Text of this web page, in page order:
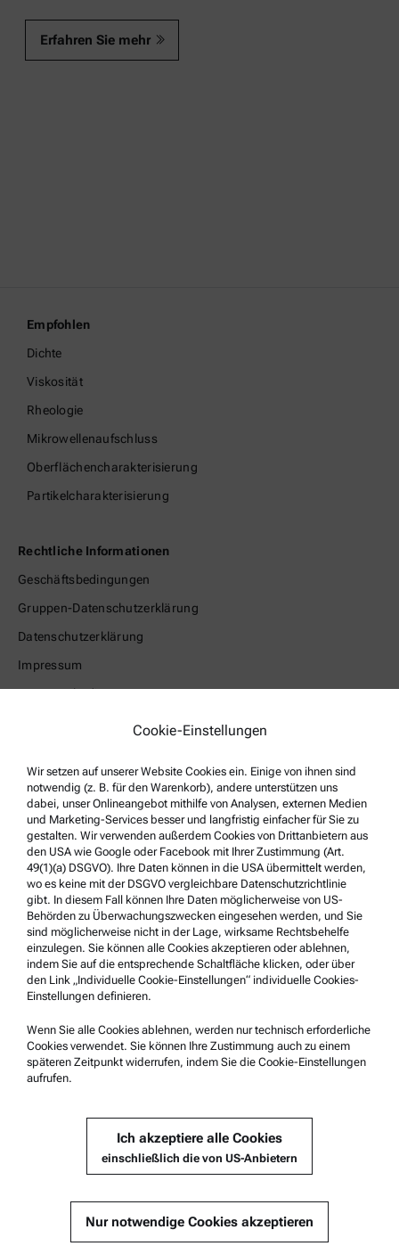
Erfahren Sie mehr
Empfohlen
Dichte
Viskosität
Rheologie
Mikrowellenaufschluss
Oberflächencharakterisierung
Partikelcharakterisierung
Rechtliche Informationen
Geschäftsbedingungen
Gruppen-Datenschutzerklärung
Datenschutzerklärung
Impressum
Nutzungsbedingungen
Service & Support
Anton Paar Certified Service
Sicherheitsbestätigung
Anton Paar Technical Centers
Kontaktieren Sie uns
Unternehmensinformation
Unternehmen
Neuigkeiten
Presse
Lieferant werden
Cookie-Einstellungen
Wir setzen auf unserer Website Cookies ein. Einige von ihnen sind
notwendig (z. B. für den Warenkorb), andere unterstützen uns
dabei, unser Onlineangebot mithilfe von Analysen, externen Medien
und Marketing-Services besser und langfristig einfacher für Sie zu
gestalten. Wir verwenden außerdem Cookies von Drittanbietern aus
den USA wie Google oder Facebook mit Ihrer Zustimmung (Art.
49(1)(a) DSGVO). Ihre Daten können in die USA übermittelt werden,
wo es keine mit der DSGVO vergleichbare Datenschutzrichtlinie
gibt. In diesem Fall können Ihre Daten möglicherweise von US-
Behörden zu Überwachungszwecken eingesehen werden, und Sie
sind möglicherweise nicht in der Lage, wirksame Rechtsbehelfe
einzulegen. Sie können alle Cookies akzeptieren oder ablehnen,
indem Sie auf die entsprechende Schaltfläche klicken, oder über
den Link „Individuelle Cookie-Einstellungen“ individuelle Cookies-
Einstellungen definieren.
Wenn Sie alle Cookies ablehnen, werden nur technisch erforderliche
Cookies verwendet. Sie können Ihre Zustimmung auch zu einem
späteren Zeitpunkt widerrufen, indem Sie die Cookie-Einstellungen
aufrufen.
Ich akzeptiere alle Cookies
einschließlich die von US-Anbietern
Nur notwendige Cookies akzeptieren